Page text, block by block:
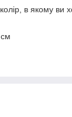
в якому ви